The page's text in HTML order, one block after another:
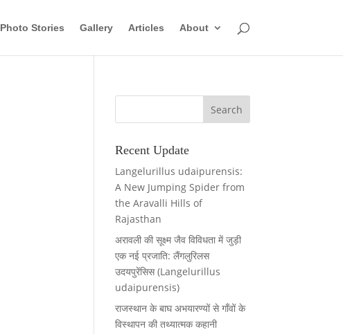
Photo Stories Gallery Articles About
Recent Update
Langelurillus udaipurensis:
A New Jumping Spider from
the Aravalli Hills of
Rajasthan
अरावली की सूक्ष्म जैव विविधता में जुड़ी
एक नई प्रजाति: लैंगलुरिलस
उदयपुरेंसिस (Langelurillus
udaipurensis)
राजस्थान के बाघ अभयारण्यों से गाँवों के
विस्थापन की तथ्यात्मक कहानी